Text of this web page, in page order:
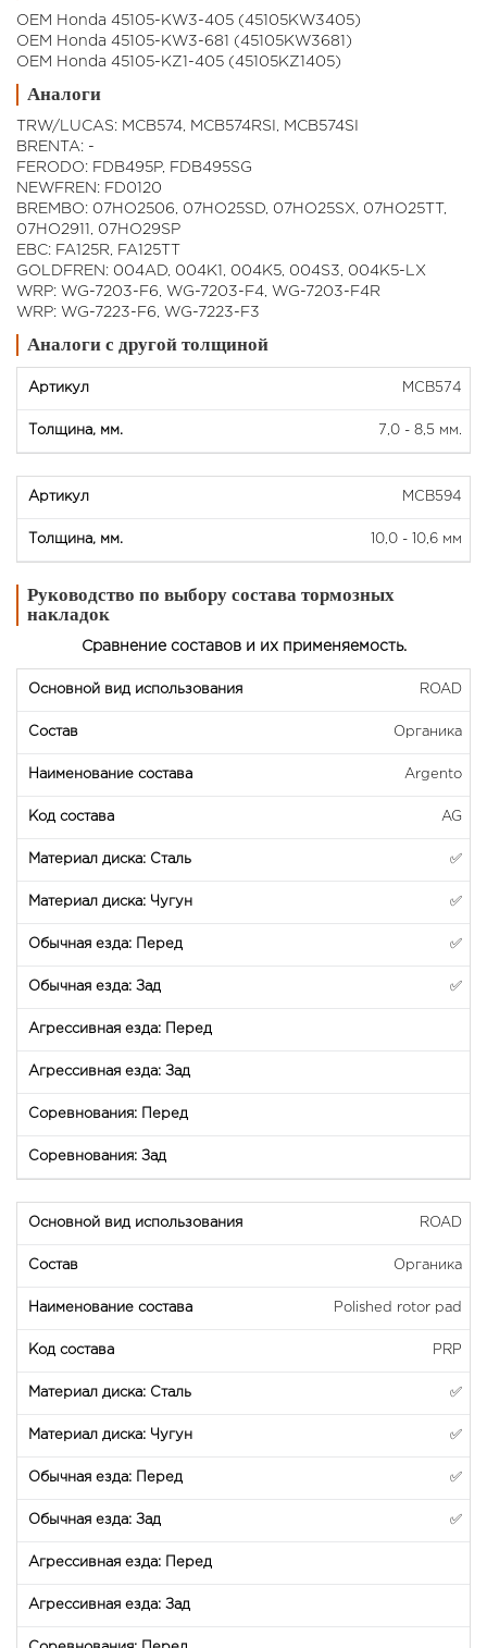
OEM Honda 45105-KW3-405 (45105KW3405)
OEM Honda 45105-KW3-681 (45105KW3681)
OEM Honda 45105-KZ1-405 (45105KZ1405)
Аналоги
TRW/LUCAS: MCB574, MCB574RSI, MCB574SI
BRENTA: -
FERODO: FDB495P, FDB495SG
NEWFREN: FD0120
BREMBO: 07HO2506, 07HO25SD, 07HO25SX, 07HO25TT,
07HO2911, 07HO29SP
EBC: FA125R, FA125TT
GOLDFREN: 004AD, 004K1, 004K5, 004S3, 004K5-LX
WRP: WG-7203-F6, WG-7203-F4, WG-7203-F4R
WRP: WG-7223-F6, WG-7223-F3
Аналоги с другой толщиной
MCВ574
7,0 - 8,5 мм.
MCВ594
10,0 - 10,6 мм
Руководство по выбору состава тормозных
накладок
Сравнение составов и их применяемость.
ROAD
Органика
Argento
AG
✅
✅
✅
✅
ROAD
Органика
Polished rotor pad
PRP
✅
✅
✅
✅